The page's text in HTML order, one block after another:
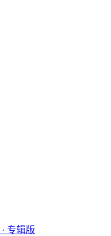
· 专辑版